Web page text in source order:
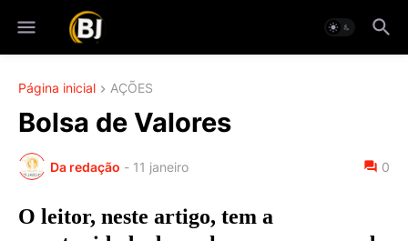
Página inicial AÇÕES
Bolsa de Valores
Da redação - 11 janeiro 0
O leitor, neste artigo, tem a